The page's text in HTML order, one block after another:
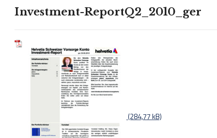
Investment-ReportQ2_2010_ger